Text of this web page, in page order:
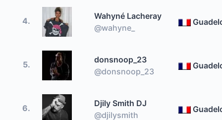
4.
Wahyné Lacheray
@wahyne_
5.
donsnoop_23
@donsnoop_23
6.
Djily Smith DJ
@djilysmith